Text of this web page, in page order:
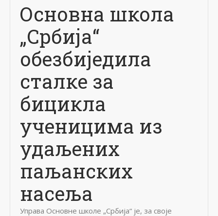
Основна школа
„Србија“
обезбиједила
сталке за
бицикла
ученицима из
удаљених
паљанских
насеља
Управа Основне школе „Србија“ је, за своје